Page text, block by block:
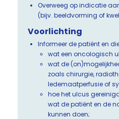
Overweeg op indicatie
(bijv. beeldvorming of
Voorlichting
Informeer de patiënt en
wat een oncologisch
wat de
zoals chirurgie,
ledemaatperfusie of
hoe het ulcus
wat de patiënt en de
kunnen doen;